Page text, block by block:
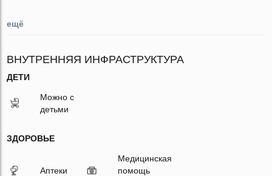
ещё
ВНУТРЕННЯЯ ИНФРАСТРУКТУРА
ДЕТИ
Можно с
детьми
ЗДОРОВЬЕ
Аптеки
Медицинская
помощь